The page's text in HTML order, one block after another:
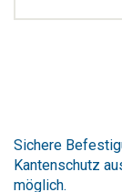
der
Bildergalerie
springen
Sichere
Kantenschutz
möglich.